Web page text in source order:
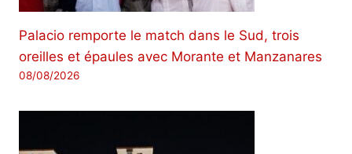
Palacio remporte le match dans le Sud, trois
oreilles et épaules avec Morante et Manzanares
08/08/2026